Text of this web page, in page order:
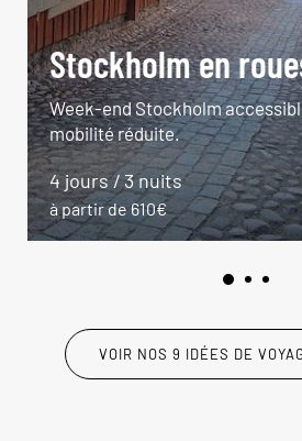
Stockholm en
Week-end Stockholm
mobilité réduite.
4 jours / 3 nuits
à partir de 610€
VOIR NOS 9 IDÉES DE